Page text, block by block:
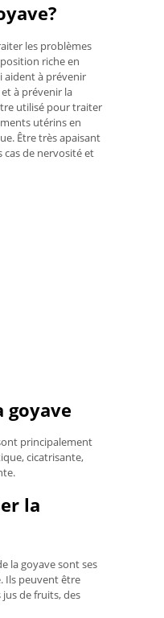
les problèmes
riche en
aident à prévenir
à prévenir la
utilisé pour traiter
utérins en
Être très apaisant
cas de nervosité et
goyave
principalement
cicatrisante,
la
la goyave sont ses
Ils peuvent être
de fruits, des